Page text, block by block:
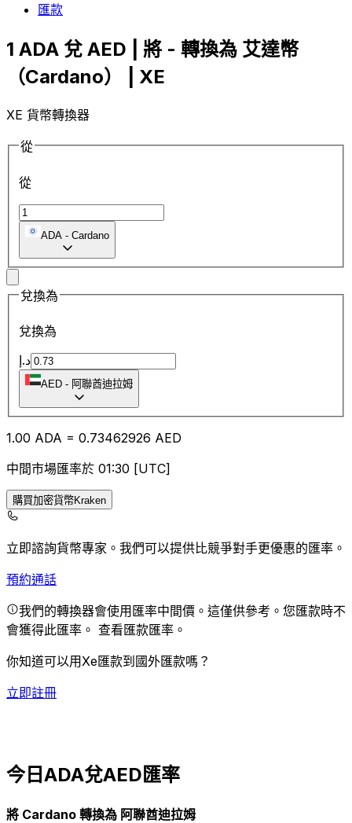
匯款
1 ADA 兌 AED | 將 - 轉換為 艾達幣
（Cardano） | XE
XE 貨幣轉換器
從
從
ADA - Cardano
兌換為
兌換為
د.إ
AED - 阿聯酋迪拉姆
1.00 ADA = 0.73462926 AED
中間市場匯率於 01:30 [UTC]
購買加密貨幣Kraken
立即諮詢貨幣專家。 我們可以提供比競爭對手更優惠的匯率。
預約通話
我們的轉換器會使用匯率中間價。這僅供參考。您匯款時不
會獲得此匯率。 查看匯款匯率。
你知道可以用Xe匯款到國外匯款嗎？
立即註冊
今日ADA兌AED匯率
將 Cardano 轉換為 阿聯酋迪拉姆